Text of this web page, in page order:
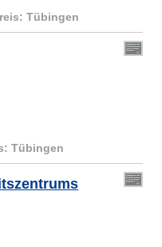
Tübingen
Tübingen